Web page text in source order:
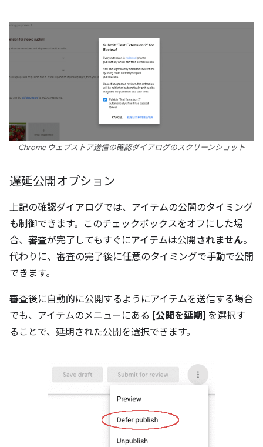
Chrome ウェブストア送信の確認ダイアログのスクリーンショット
遅延公開オプション
上記の確認ダイアログでは、アイテムの公開のタイミング
も制御できます。このチェックボックスをオフにした場
合、審査が完了してもすぐにアイテムは公開されません。
代わりに、審査の完了後に任意のタイミングで手動で公開
できます。
審査後に自動的に公開するようにアイテムを送信する場合
でも、アイテムのメニューにある [公開を延期] を選択す
ることで、延期された公開を選択できます。